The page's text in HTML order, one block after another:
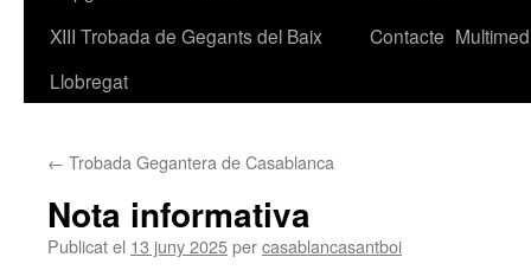
XIII Trobada de Gegants del Baix
Llobregat
Contacte
← Trobada Gegantera de Casablanca
Nota informativa
Publicat el 13 juny 2025percasablancasantboi